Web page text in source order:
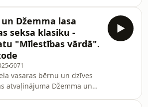
protestā Doma laukumā
noklausoties
veido komiķes Santa
Džemma Sudraba
mūzika: Drop the Tapes,
Foto: Ralfs Cimermanis
Džemma lasa
seksa klasiku -
"Mīlestības vārdā".
5071
vasaras bērnu un dzīves
atvaļinājuma Džemma un